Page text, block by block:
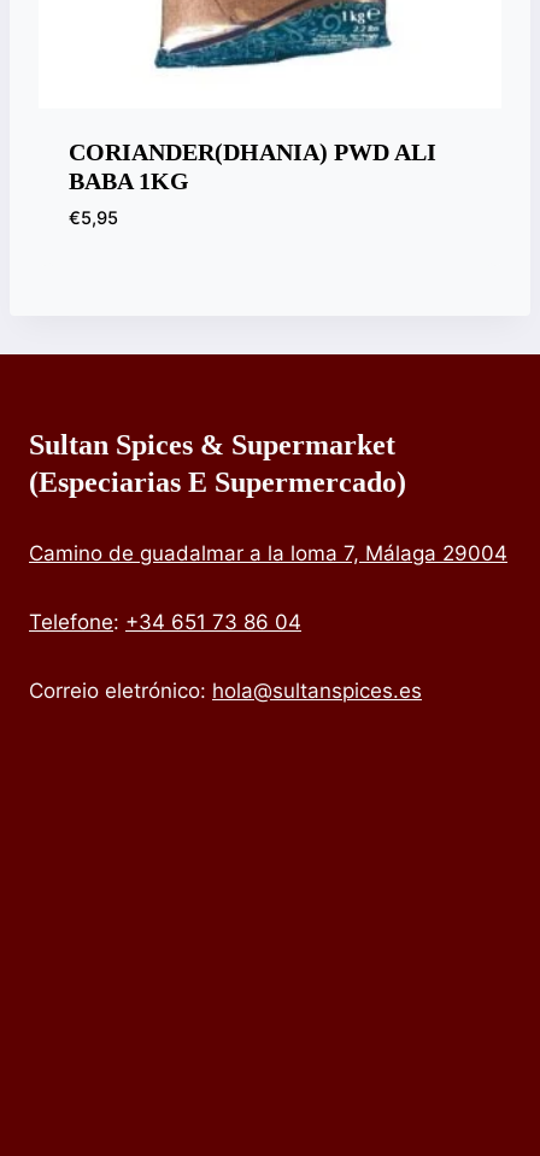
CORIANDER(DHANIA) PWD ALI
BABA 1KG
€5,95
Sultan Spices & Supermarket
(especiarias E Supermercado)
Camino de guadalmar a la loma 7, Málaga 29004
Telefone: +34 651 73 86 04
Correio eletrónico: hola@sultanspices.es